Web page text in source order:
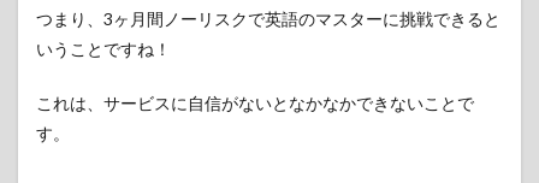
つまり、3ヶ月間ノーリスクで英語のマスターに挑戦できると
いうことですね！
これは、サービスに自信がないとなかなかできないことで
す。